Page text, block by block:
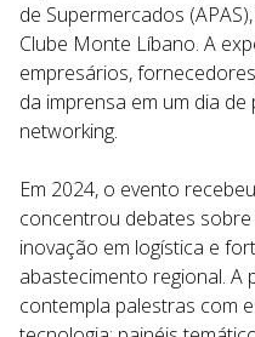
de Supermercados
Clube Monte Líbano. A
empresários,
da imprensa em um dia
networking.
Em 2024, o evento
concentrou debates
inovação em logística e
abastecimento regional. A
contempla palestras com